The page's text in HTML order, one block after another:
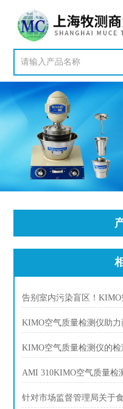
告别室内污染盲区！
KIMO空气质量检测仪助
KIMO空气质量检测仪的
AMI 310KIMO空气质量检